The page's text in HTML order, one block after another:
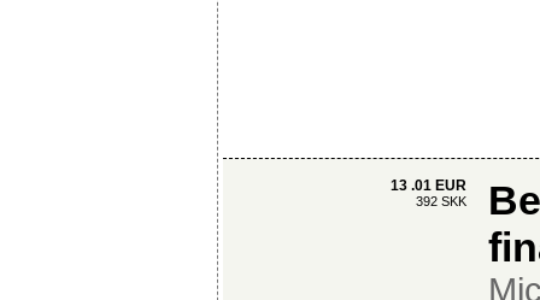
13 .01 EUR
392 SKK